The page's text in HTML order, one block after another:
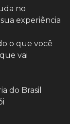
no
experiência
o que você
vai
do Brasil